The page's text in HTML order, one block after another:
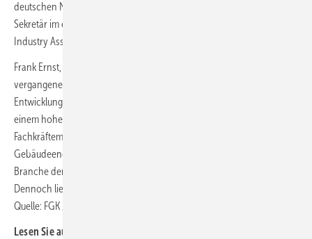
deutschen Normungsgremien vertritt er den FGK als technischer
Sekretär im europäischen Dachverband EVIA (European Ventilation
Industry Association).
Frank Ernst, Geschäftsführer des FGK, ging in seinem Rückblick auf die
vergangenen zwölf Monate unter anderem auf die wirtschaftliche
Entwicklung ein. Neben den weiterhin bestehenden Lieferengpässen,
einem hohen Preisniveau, stark gestiegenen Zinsen und dem
Fachkräftemangel brachte der langwierige Prozess der Novelle des
Gebäudeenergiegesetzes erhebliche Herausforderungen für die
Branche der Technischen Gebäudeausrüstung (TGA) mit sich.
Dennoch liegt die Wachstumsprognose für 2023 bei 4 %. ■
Quelle: FGK / ml
Lesen Sie auch: